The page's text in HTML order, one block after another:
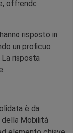
offrendo
risposto in
un proficuo
risposta
è da
della Mobilità